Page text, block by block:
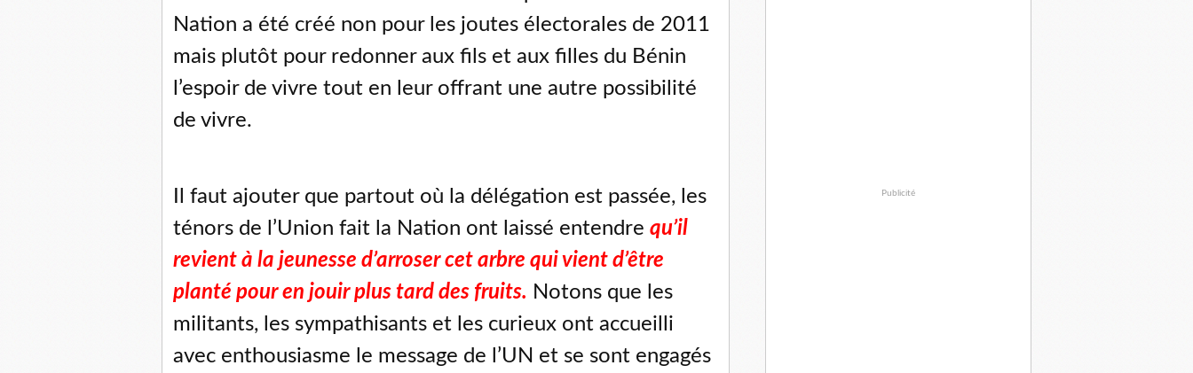
Nation a été créé non pour les joutes électorales de 2011
mais plutôt pour redonner aux fils et aux filles du Bénin
l’espoir de vivre tout en leur offrant une autre possibilité
de vivre.
Il faut ajouter que partout où la délégation est passée, les
ténors de l’Union fait la Nation ont laissé entendre qu’il
revient à la jeunesse d’arroser cet arbre qui vient d’être
planté pour en jouir plus tard des fruits. Notons que les
militants, les sympathisants et les curieux ont accueilli
avec enthousiasme le message de l’UN et se sont engagés
Publicité